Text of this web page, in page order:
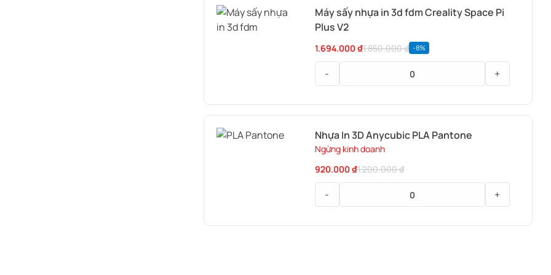
3d
Fdm
Soleyin
Ultra
PLA
sấy
nhựa
in
3d
fdm
Creality
Space
Máy sấy nhựa in 3d fdm Creality Space Pi
Plus V2
- +
1.850.000₫
1.694.000 ₫ -8%
Nhựa In 3D Anycubic PLA Pantone
Ngừng kinh doanh
- +
1.200.000₫
920.000 ₫